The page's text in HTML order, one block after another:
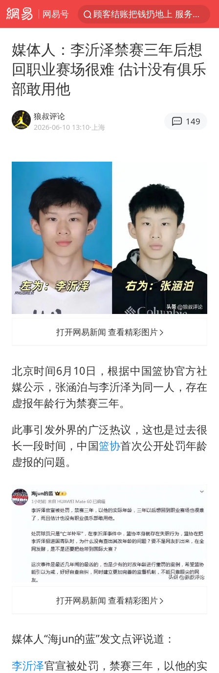
网易号
顾客结账把钱扔地上 服务员霸气扔回
被泰航拒载中国乘客：免费改签没兑现
陕西柞水遭遇暴雨五千余户群众转移
弹药库存告急 美军补货难
FIFA官方支持因凡蒂诺
日本籍女网红在韩直播时自杀身亡
恩比德变瘦引热议
总书记关心百姓身边这些民生大事
媒体人：李沂泽禁赛三年后想
回职业赛场很难 估计没有俱乐
部敢用他
狼叔评论
2026-06-10 13:10·上海
149
打开网易新闻 查看精彩图片
北京时间6月10日，根据中国篮协官方社
媒公示，张涵泊与李沂泽为同一人，存在
虚报年龄行为禁赛三年。
此事引发外界的广泛热议，这也是过去很
长一段时间，中国篮协首次公开处罚年龄
虚报的问题。
打开网易新闻 查看精彩图片
媒体人“海jun的蓝”发文点评说道：
李沂泽官宣被处罚，禁赛三年，以他的实